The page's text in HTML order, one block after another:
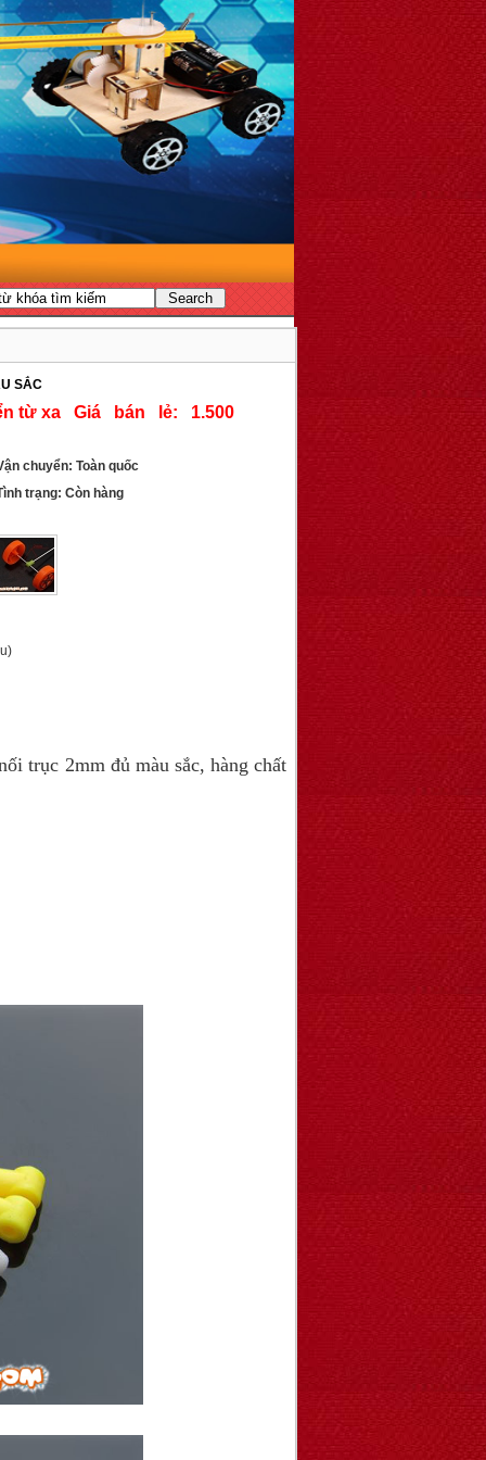
SẮC
Giá bán lẻ: 1.500
chuyển: Toàn quốc
trạng: Còn hàng
trục 2mm đủ màu sắc, hàng chất